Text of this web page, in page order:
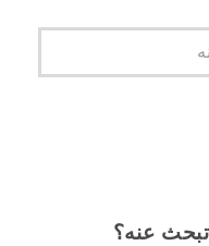
تبحث عنه؟